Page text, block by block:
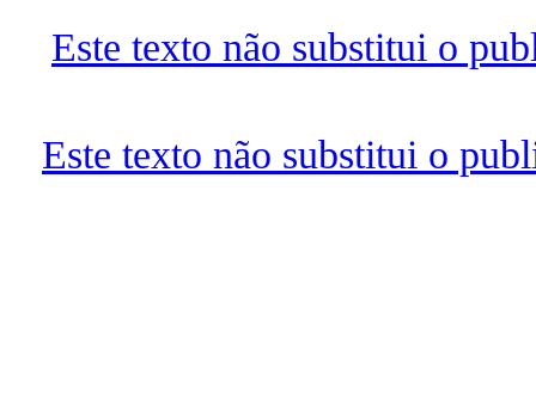
Este texto não substitui o
Este texto não substitui o